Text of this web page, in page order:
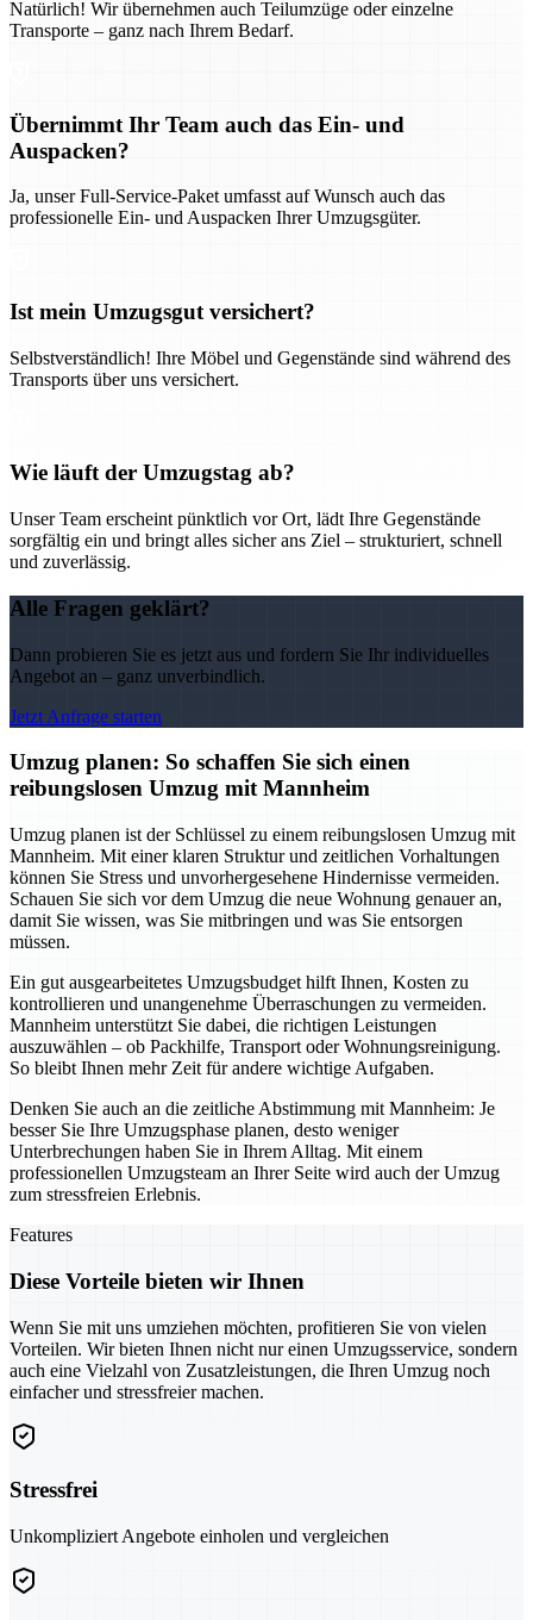
Natürlich! Wir übernehmen auch Teilumzüge oder einzelne
Transporte – ganz nach Ihrem Bedarf.
Übernimmt Ihr Team auch das Ein- und
Auspacken?
Ja, unser Full-Service-Paket umfasst auf Wunsch auch das
professionelle Ein- und Auspacken Ihrer Umzugsgüter.
Ist mein Umzugsgut versichert?
Selbstverständlich! Ihre Möbel und Gegenstände sind während des
Transports über uns versichert.
Wie läuft der Umzugstag ab?
Unser Team erscheint pünktlich vor Ort, lädt Ihre Gegenstände
sorgfältig ein und bringt alles sicher ans Ziel – strukturiert, schnell
und zuverlässig.
Alle Fragen geklärt?
Dann probieren Sie es jetzt aus und fordern Sie Ihr individuelles
Angebot an – ganz unverbindlich.
Jetzt Anfrage starten
Umzug planen: So schaffen Sie sich einen
reibungslosen Umzug mit Mannheim
Umzug planen ist der Schlüssel zu einem reibungslosen Umzug mit
Mannheim. Mit einer klaren Struktur und zeitlichen Vorhaltungen
können Sie Stress und unvorhergesehene Hindernisse vermeiden.
Schauen Sie sich vor dem Umzug die neue Wohnung genauer an,
damit Sie wissen, was Sie mitbringen und was Sie entsorgen
müssen.
Ein gut ausgearbeitetes Umzugsbudget hilft Ihnen, Kosten zu
kontrollieren und unangenehme Überraschungen zu vermeiden.
Mannheim unterstützt Sie dabei, die richtigen Leistungen
auszuwählen – ob Packhilfe, Transport oder Wohnungsreinigung.
So bleibt Ihnen mehr Zeit für andere wichtige Aufgaben.
Denken Sie auch an die zeitliche Abstimmung mit Mannheim: Je
besser Sie Ihre Umzugsphase planen, desto weniger
Unterbrechungen haben Sie in Ihrem Alltag. Mit einem
professionellen Umzugsteam an Ihrer Seite wird auch der Umzug
zum stressfreien Erlebnis.
Features
Diese Vorteile bieten wir Ihnen
Wenn Sie mit uns umziehen möchten, profitieren Sie von vielen
Vorteilen. Wir bieten Ihnen nicht nur einen Umzugsservice, sondern
auch eine Vielzahl von Zusatzleistungen, die Ihren Umzug noch
einfacher und stressfreier machen.
Stressfrei
Unkompliziert Angebote einholen und vergleichen